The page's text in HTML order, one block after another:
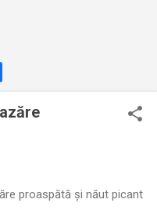
proaspătă și năut picant